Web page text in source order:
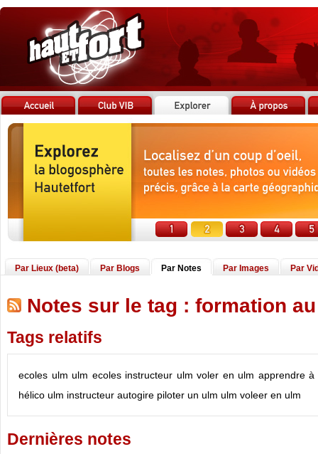
Par Lieux (beta) Par Blogs Par Notes Par Images Par
Notes sur le tag : formation
Tags relatifs
ecoles ulm ulm ecoles instructeur ulm voler en ulm apprendre à
hélico ulm instructeur autogire piloter un ulm ulm voleer en ulm
Dernières notes